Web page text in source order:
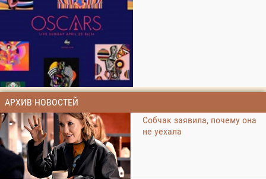
АРХИВ НОВОСТЕЙ
Собчак заявила, почему она
не уехала